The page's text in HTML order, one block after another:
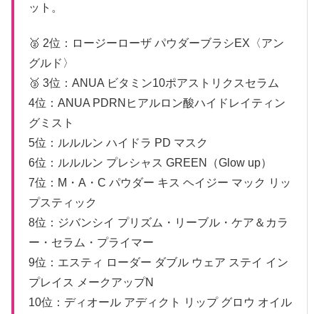
ット。
🥈 2位：ロージーローザ パウダーブラシEX〈アン
グルド〉
🥉 3位：ANUA ビタミン10ポアストリクスセラム
4位：ANUA PDRNヒアルロン酸ハイドレイティン
グミスト
5位：ルルルン ハイドラ PD マスク
6位：ルルルン プレシャス GREEN（Glow up）
7位：M・A・C パウダー キス ヘイジー マック リッ
プスティック
8位：ジバンシイ プリズム・リーブル・ケア＆カラ
ー・セラム・プライマー
9位：エスティ ローダー ダブル ウェア ステイ イン
プレイス メークアップN
10位：ディオール アディクト リップ グロウ オイル